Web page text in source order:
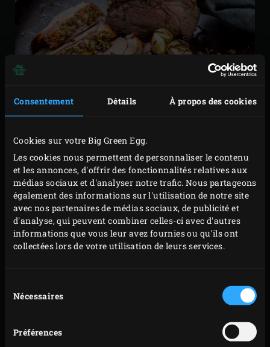
Consentement Détails À propos des cookies
Cookies sur votre Big Green Egg.
Les cookies nous permettent de personnaliser le contenu
et les annonces, d'offrir des fonctionnalités relatives aux
médias sociaux et d'analyser notre trafic. Nous partageons
également des informations sur l'utilisation de notre site
avec nos partenaires de médias sociaux, de publicité et
d'analyse, qui peuvent combiner celles-ci avec d'autres
informations que vous leur avez fournies ou qu'ils ont
collectées lors de votre utilisation de leurs services.
duNécessaires
Préférences
PRODUCTION INTERNE
ET CÉRAMIQUE DE LA
NASA
Dès les années 60, l’Institut de Technologie de Géorgie
avec pour principal objectif de disposer de types de
céramiques pouvant résister à des chaleurs extrêmes et
être notamment utilisées pour les activités spatiales de la
NASA. En effet, pendant les vols, les dalles de protection